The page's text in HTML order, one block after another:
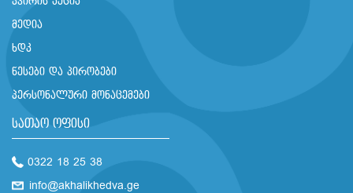
მედია
ხდკ
წესები და პირობები
პერსონალური მონაცემები
სათაო ოფისი
0322 18 25 38
info@akhalikhedva.ge